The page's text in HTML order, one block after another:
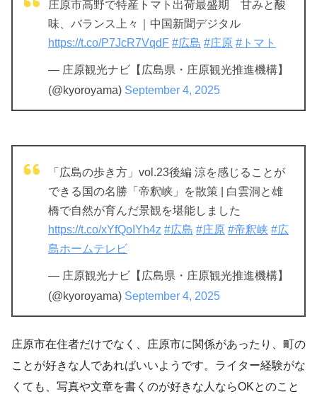
庄原市高野で特産トマト出荷最盛期 甘みと酸
味、バランス上々｜中国新聞デジタル
https://t.co/P7JcR7VqdF #広島 #庄原 #トマト
— 庄原観光ナビ【広島県・庄原観光推進機構】
(@kyoroyama) September 4, 2025
「広島の歩き方」vol.23後編 涼を感じることが
できる国の名勝「帝釈峡」を散策 | 白雲洞と雄
橋で自然が育んだ景観を堪能しました
https://t.co/xYfQoIYh4z #広島 #庄原 #帝釈峡 #広
島ホームテレビ
— 庄原観光ナビ【広島県・庄原観光推進機構】
(@kyoroyama) September 4, 2025
庄原市在住者だけでなく、庄原市に関係があったり、町の
ことが好きな人であればいいようです。ライター経験がな
くても、写真や文章を書くのが好きな人ならOKとのこと